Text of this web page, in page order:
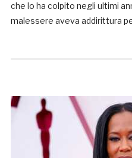
che lo ha colpito negli ultimi
malessere aveva addirittura